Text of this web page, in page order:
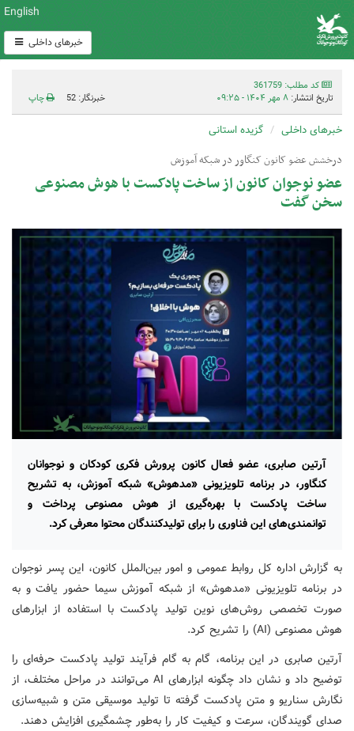
English
خبرهای داخلی
کد مطلب: 361759
تاریخ انتشار: ۸ مهر ۱۴۰۴ - ۰۹:۲۵ خبرنگار: 52 چاپ
خبرهای داخلی گزیده استانی
درخشش عضو کانون کنگاور در شبکه آموزش
عضو نوجوان کانون از ساخت پادکست با هوش مصنوعی
سخن گفت
آرتین صابری، عضو فعال کانون پرورش فکری کودکان و نوجوانان
کنگاور، در برنامه تلویزیونی «مدهوش» شبکه آموزش، به تشریح
ساخت پادکست با بهره‌گیری از هوش مصنوعی پرداخت و
توانمندی‌های این فناوری را برای تولیدکنندگان محتوا معرفی کرد.
به گزارش اداره کل روابط عمومی و امور بین‌الملل کانون، این پسر نوجوان
در برنامه تلویزیونی «مدهوش» از شبکه آموزش سیما حضور یافت و به
صورت تخصصی روش‌های نوین تولید پادکست با استفاده از ابزارهای
هوش مصنوعی (AI) را تشریح کرد.
آرتین صابری در این برنامه، گام به گام فرآیند تولید پادکست حرفه‌ای را
توضیح داد و نشان داد چگونه ابزارهای AI می‌توانند در مراحل مختلف، از
نگارش سناریو و متن پادکست گرفته تا تولید موسیقی متن و شبیه‌سازی
صدای گویندگان، سرعت و کیفیت کار را به‌طور چشمگیری افزایش دهند.